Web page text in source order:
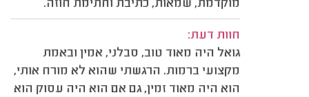
מוקדמת, שמאות, כתיבת וחתימת חוזה.
חוות דעת:
גואל היה מאוד טוב, סבלני, אמין ובאמת
מקצועי ברמות. הרגשתי שהוא לא מורח אותי,
הוא היה מאוד זמין, גם אם הוא היה עסוק הוא